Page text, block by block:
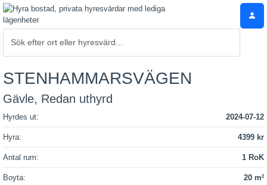
STENHAMMARSVÄGEN
Gävle, Redan uthyrd
Hyrdes ut: 2024-07-12
Hyra: 4399 kr
Antal rum: 1 RoK
Boyta: 20 m2